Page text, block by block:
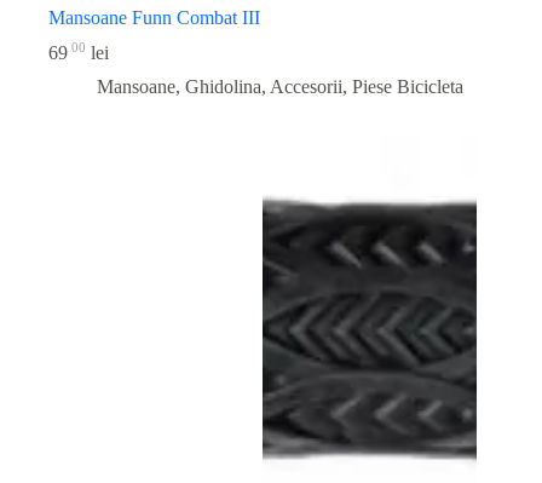
Mansoane Funn Combat III
69 00 lei
Mansoane, Ghidolina, Accesorii, Piese Bicicleta